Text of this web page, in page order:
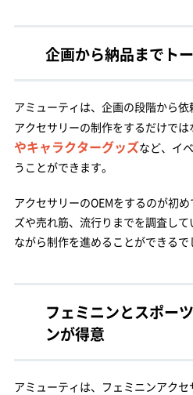
企画から納品までト
アミューティは、企画の段階から
アクセサリーの制作をするだけでは
やキャラクターグッズなど、イ
うことができます。
アクセサリーのOEMをするのが初
ズや売れ筋、流行りまでを調査し
ながら制作を進めることができるで
フェミニンとスポー
ンが得意
アミューティは、フェミニンアク